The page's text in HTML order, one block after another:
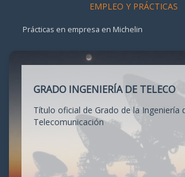
EMPLEO Y PRÁCTICAS
Prácticas en empresa en Michelin
GRADO INGENIERÍA DE TELECO
Título oficial de Grado de la Ingeniería
Telecomunicación